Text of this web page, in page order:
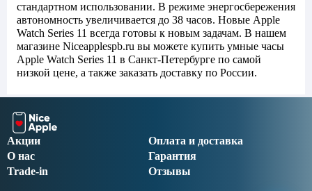
стандартном использовании. В режиме энергосбережения
автономность увеличивается до 38 часов. Новые Apple
Watch Series 11 всегда готовы к новым задачам. В нашем
магазине Niceapplespb.ru вы можете купить умные часы
Apple Watch Series 11 в Санкт-Петербурге по самой
низкой цене, а также заказать доставку по России.
Акции
О нас
Оплата и доставка
Trade-in
Гарантия
Отзывы